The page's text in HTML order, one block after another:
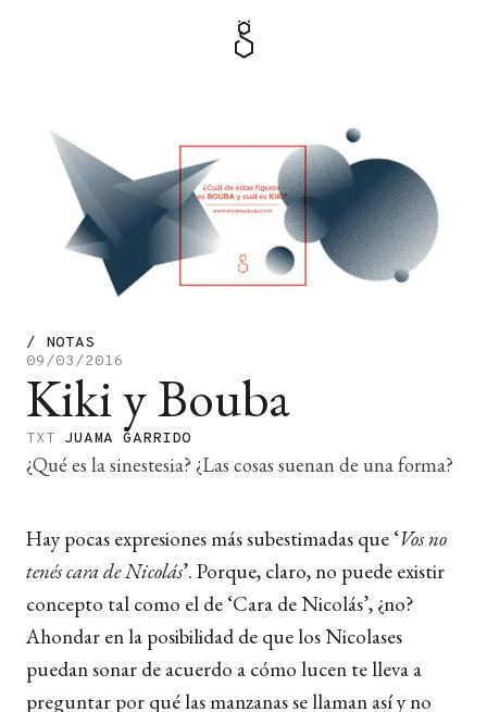
/ NOTAS
09/03/2016
Kiki y Bouba
TXT JUAMA GARRIDO
¿Qué es la sinestesia? ¿Las cosas suenan de una forma?
Hay pocas expresiones más subestimadas que ‘Vos no
tenés cara de Nicolás’. Porque, claro, no puede existir
concepto tal como el de ‘Cara de Nicolás’, ¿no?
Ahondar en la posibilidad de que los Nicolases
puedan sonar de acuerdo a cómo lucen te lleva a
preguntar por qué las manzanas se llaman así y no